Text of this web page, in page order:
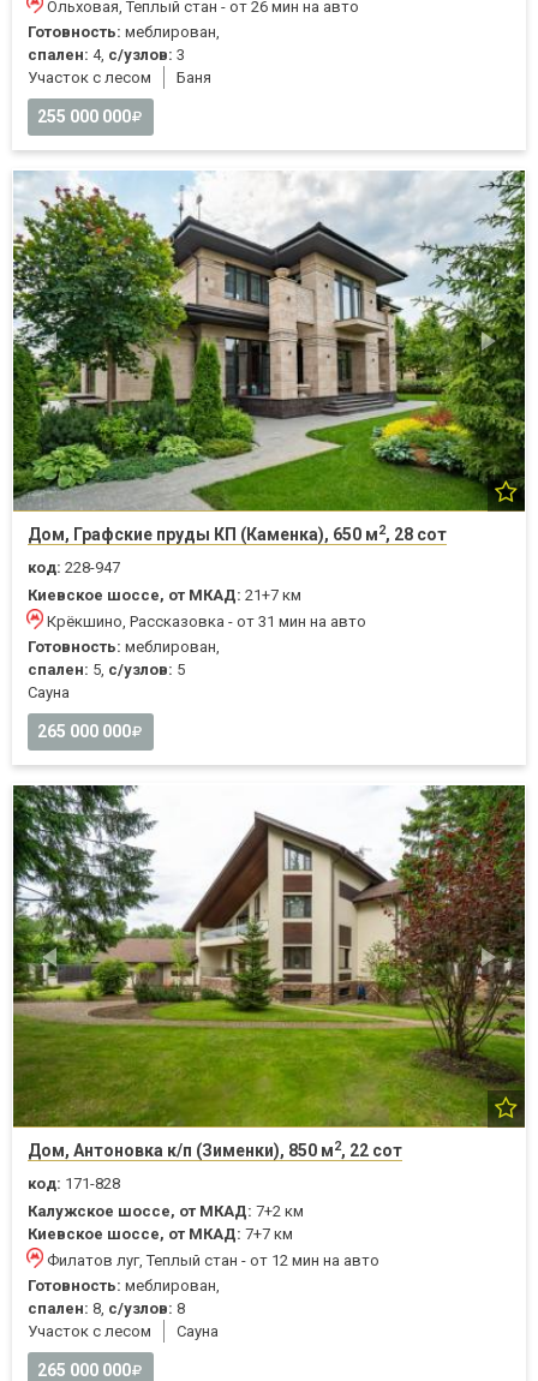
Ольховая, Теплый стан - от 26 мин на авто
Готовность: меблирован,
спален: 4, с/узлов: 3
Участок с лесом
Баня
255 000 000
Дом, Графские пруды КП (Каменка), 650 м2, 28 сот
код: 228-947
Киевское шоссе, от МКАД: 21+7 км
Крёкшино, Рассказовка - от 31 мин на авто
Готовность: меблирован,
спален: 5, с/узлов: 5
Cауна
265 000 000
Дом, Антоновка к/п (Зименки), 850 м2, 22 сот
код: 171-828
Калужское шоссе, от МКАД: 7+2 км
Киевское шоссе, от МКАД: 7+7 км
Филатов луг, Теплый стан - от 12 мин на авто
Готовность: меблирован,
спален: 8, с/узлов: 8
Участок с лесом
Cауна
265 000 000